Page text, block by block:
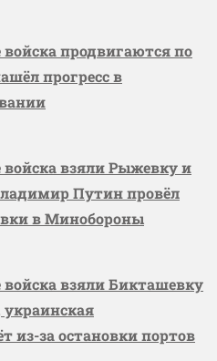
продвигаются по
прогресс в
войска взяли Рыжевку и
Путин провёл
в Минобороны
войска взяли Бикташевку
украинская
из-за остановки портов